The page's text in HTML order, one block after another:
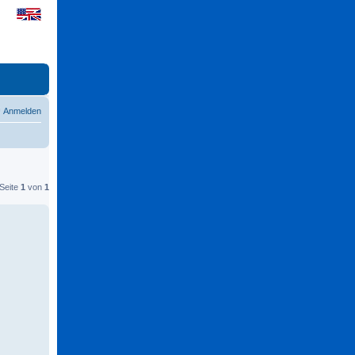
Anmelden
1 von 1